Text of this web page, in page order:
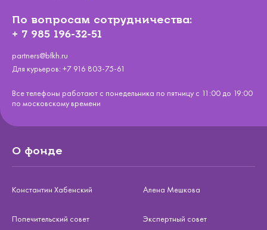
По вопросам сотрудничества:
+ 7 985 196-32-51
partners@bfkh.ru
Для курьеров: +7 916 803-75-61
Все телефоны работают с понедельника по пятницу с 11:00 до 19:00
по московскому времени
О фонде
Константин Хабенский Алена Мешкова
Попечительский совет Экспертный совет